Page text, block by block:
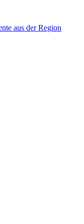
aus der Region